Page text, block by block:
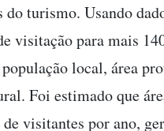
do turismo. Usando
visitação para mais
local, área
Foi estimado que
visitantes por ano,